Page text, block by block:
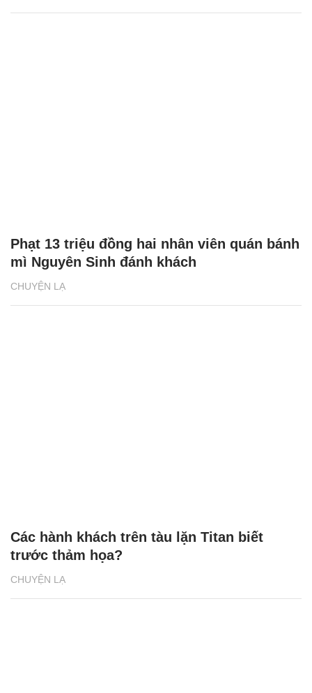
CHUYỆN LẠ
Phạt 13 triệu đồng hai nhân viên quán bánh
mì Nguyên Sinh đánh khách
CHUYỆN LẠ
Các hành khách trên tàu lặn Titan biết
trước thảm họa?